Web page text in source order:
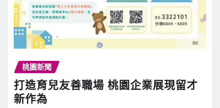
桃園新聞
打造育兒友善職場 桃園企業展現留才
新作為